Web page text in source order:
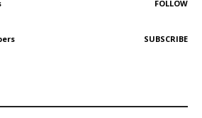
FOLLOW
SUBSCRIBE